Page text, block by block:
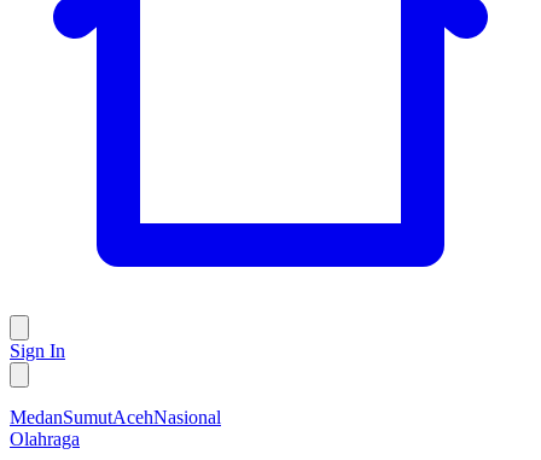
Sign In
MedanSumutAcehNasional
Olahraga